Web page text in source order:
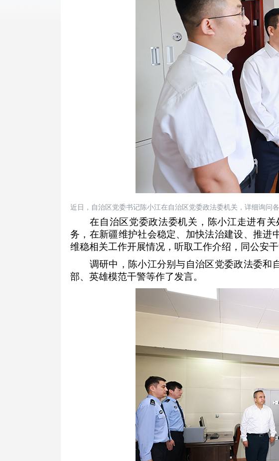
近日，自治区党委书记陈小江在自治区党委政法委机关，详细询问
在自治区党委政法委机关，陈小江走进有关
务，在新疆维护社会稳定、加快法治建设、推进
维稳相关工作开展情况，听取工作介绍，同公安干
调研中，陈小江分别与自治区党委政法委和
部、英雄模范干警等作了发言。